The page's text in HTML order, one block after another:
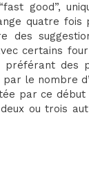
good”,
quatre fois
des
certains
des
le nombre
par ce début
ou trois